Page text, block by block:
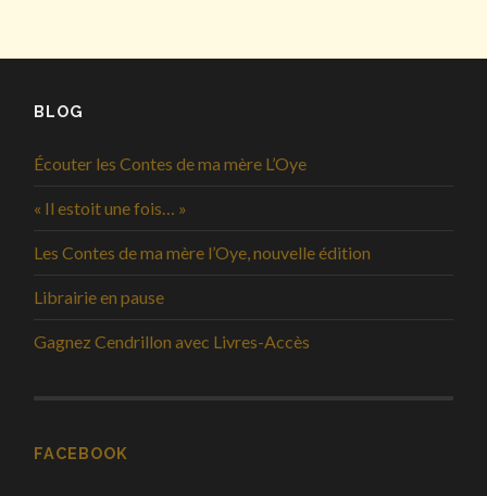
BLOG
Écouter les Contes de ma mère L’Oye
« Il estoit une fois… »
Les Contes de ma mère l’Oye, nouvelle édition
Librairie en pause
Gagnez Cendrillon avec Livres-Accès
FACEBOOK